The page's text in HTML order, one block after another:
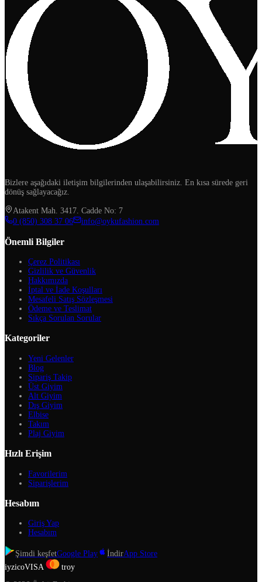
Bizlere aşağıdaki iletişim bilgilerinden ulaşabilirsiniz. En kısa sürede geri
dönüş sağlayacağız.
Atakent Mah. 3417. Cadde No: 7
‪0 (850) 308 37 06‬
info@oykufashion.com
Önemli Bilgiler
Çerez Politikası
Gizlilik ve Güvenlik
Hakkımızda
İptal ve İade Koşulları
Mesafeli Satış Sözleşmesi
Ödeme ve Teslimat
Sıkça Sorulan Sorular
Kategoriler
Yeni Gelenler
Blog
Sipariş Takip
Üst Giyim
Alt Giyim
Dış Giyim
Elbise
Takım
Plaj Giyim
Hızlı Erişim
Favorilerim
Siparişlerim
Hesabım
Giriş Yap
Hesabım
Şimdi keşfetGoogle Play İndirApp Store
iyzicoVISA
troy